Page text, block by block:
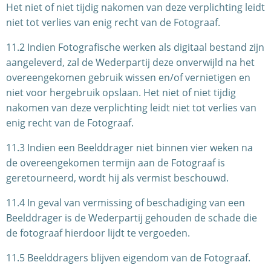
Het niet of niet tijdig nakomen van deze verplichting leidt
niet tot verlies van enig recht van de Fotograaf.
11.2 Indien Fotografische werken als digitaal bestand zijn
aangeleverd, zal de Wederpartij deze onverwijld na het
overeengekomen gebruik wissen en/of vernietigen en
niet voor hergebruik opslaan. Het niet of niet tijdig
nakomen van deze verplichting leidt niet tot verlies van
enig recht van de Fotograaf.
11.3 Indien een Beelddrager niet binnen vier weken na
de overeengekomen termijn aan de Fotograaf is
geretourneerd, wordt hij als vermist beschouwd.
11.4 In geval van vermissing of beschadiging van een
Beelddrager is de Wederpartij gehouden de schade die
de fotograaf hierdoor lijdt te vergoeden.
11.5 Beelddragers blijven eigendom van de Fotograaf.